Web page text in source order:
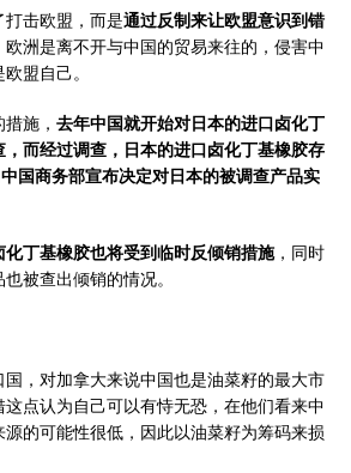
击欧盟，而是通过反制来让欧盟意识到错
欧洲是离不开与中国的贸易来往的，侵害中
盟自己。
施， 去年中国就开始对日本的进口卤化丁
而经过调查，日本的进口卤化丁基橡胶存
国商务部宣布决定对日本的被调查产品实
化丁基橡胶也将受到临时反倾销措施，同时
被查出倾销的情况。
，对加拿大来说中国也是油菜籽的最大市
点认为自己可以有恃无恐，在他们看来中
的可能性很低，因此以油菜籽为筹码来损